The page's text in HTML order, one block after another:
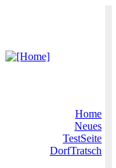
Home
Neues
TestSeite
DorfTratsch